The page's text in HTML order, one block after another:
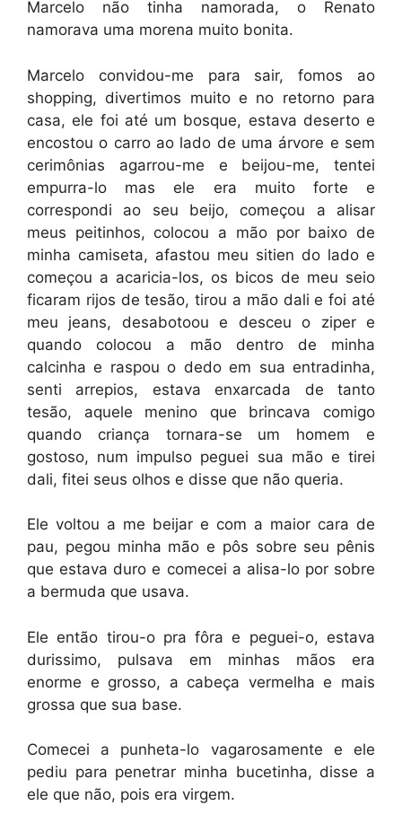
Marcelo não tinha namorada, o Renato
namorava uma morena muito bonita.
Marcelo convidou-me para sair, fomos ao
shopping, divertimos muito e no retorno para
casa, ele foi até um bosque, estava deserto e
encostou o carro ao lado de uma árvore e sem
cerimônias agarrou-me e beijou-me, tentei
empurra-lo mas ele era muito forte e
correspondi ao seu beijo, começou a alisar
meus peitinhos, colocou a mão por baixo de
minha camiseta, afastou meu sitien do lado e
começou a acaricia-los, os bicos de meu seio
ficaram rijos de tesão, tirou a mão dali e foi até
meu jeans, desabotoou e desceu o ziper e
quando colocou a mão dentro de minha
calcinha e raspou o dedo em sua entradinha,
senti arrepios, estava enxarcada de tanto
tesão, aquele menino que brincava comigo
quando criança tornara-se um homem e
gostoso, num impulso peguei sua mão e tirei
dali, fitei seus olhos e disse que não queria.
Ele voltou a me beijar e com a maior cara de
pau, pegou minha mão e pôs sobre seu pênis
que estava duro e comecei a alisa-lo por sobre
a bermuda que usava.
Ele então tirou-o pra fôra e peguei-o, estava
durissimo, pulsava em minhas mãos era
enorme e grosso, a cabeça vermelha e mais
grossa que sua base.
Comecei a punheta-lo vagarosamente e ele
pediu para penetrar minha bucetinha, disse a
ele que não, pois era virgem.